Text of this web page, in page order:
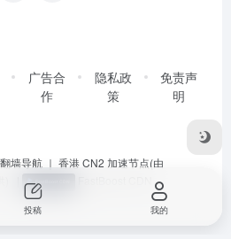
广告合
作
隐私政
策
免责声
明
墙导航 ｜ 香港 CN2 加速节点(由
投稿 我的